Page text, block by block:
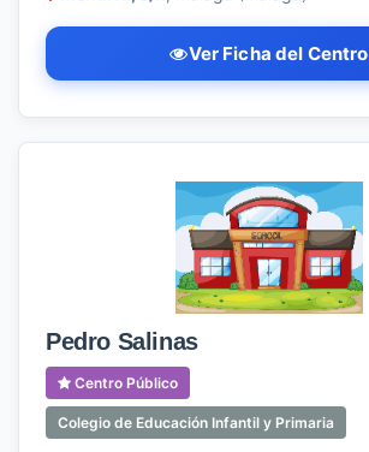
Ver Ficha del Centro
Pedro Salinas
Centro Público
Colegio de Educación Infantil y Primaria